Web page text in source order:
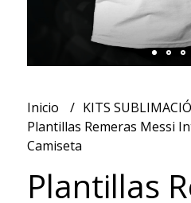
Inicio KITS
Plantillas Remeras Messi
Camiseta
Plantillas